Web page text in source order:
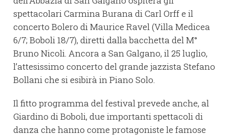
spettacolari Carmina Burana di Carl Orff e il
concerto Bolero di Maurice Ravel (Villa Medicea
6/7; Boboli 18/7), diretti dalla bacchetta del M°
Bruno Nicoli. Ancora a San Galgano, il 25 luglio,
l’attesissimo concerto del grande jazzista Stefano
Bollani che si esibirà in Piano Solo.
Il fitto programma del festival prevede anche, al
Giardino di Boboli, due importanti spettacoli di
danza che hanno come protagoniste le famose